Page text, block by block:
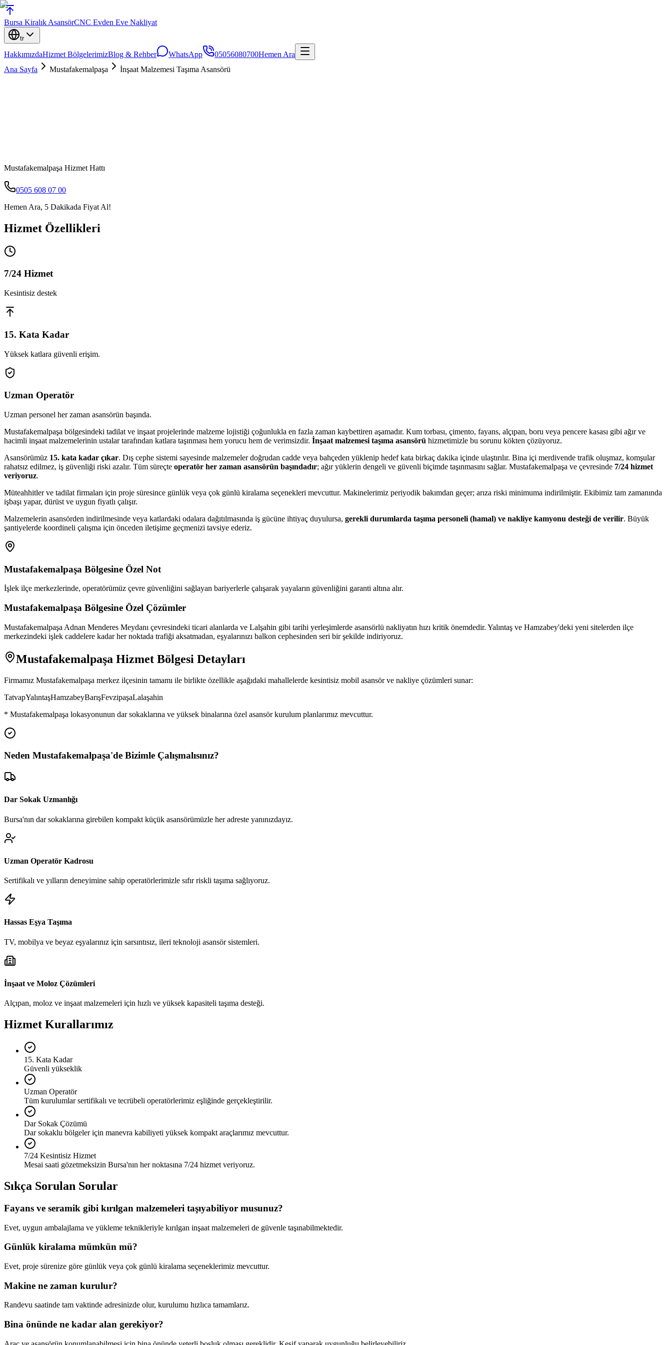
Bursa Kiralık AsansörCNC Evden Eve Nakliyat
tr
HakkımızdaHizmet BölgelerimizBlog & Rehber WhatsApp 05056080700Hemen Ara
Ana Sayfa
Mustafakemalpaşa İnşaat Malzemesi Taşıma Asansörü
Mustafakemalpaşa Hizmet Hattı
0505 608 07 00
Hemen Ara, 5 Dakikada Fiyat Al!
Hizmet Özellikleri
7/24 Hizmet
Kesintisiz destek
15. Kata Kadar
Yüksek katlara güvenli erişim.
Uzman Operatör
Uzman personel her zaman asansörün başında.
Mustafakemalpaşa bölgesindeki tadilat ve inşaat projelerinde malzeme lojistiği çoğunlukla en fazla zaman kaybettiren aşamadır. Kum torbası, çimento, fayans, alçıpan, boru veya pencere kasası gibi ağır ve
hacimli inşaat malzemelerinin ustalar tarafından katlara taşınması hem yorucu hem de verimsizdir. İnşaat malzemesi taşıma asansörü hizmetimizle bu sorunu kökten çözüyoruz.
Asansörümüz 15. kata kadar çıkar. Dış cephe sistemi sayesinde malzemeler doğrudan cadde veya bahçeden yüklenip hedef kata birkaç dakika içinde ulaştırılır. Bina içi merdivende trafik oluşmaz, komşular
rahatsız edilmez, iş güvenliği riski azalır. Tüm süreçte operatör her zaman asansörün başındadır; ağır yüklerin dengeli ve güvenli biçimde taşınmasını sağlar. Mustafakemalpaşa ve çevresinde 7/24 hizmet
veriyoruz.
Müteahhitler ve tadilat firmaları için proje süresince günlük veya çok günlü kiralama seçenekleri mevcuttur. Makinelerimiz periyodik bakımdan geçer; arıza riski minimuma indirilmiştir. Ekibimiz tam zamanında
işbaşı yapar, dürüst ve uygun fiyatlı çalışır.
Malzemelerin asansörden indirilmesinde veya katlardaki odalara dağıtılmasında iş gücüne ihtiyaç duyulursa, gerekli durumlarda taşıma personeli (hamal) ve nakliye kamyonu desteği de verilir. Büyük
şantiyelerde koordineli çalışma için önceden iletişime geçmenizi tavsiye ederiz.
Mustafakemalpaşa Bölgesine Özel Not
İşlek ilçe merkezlerinde, operatörümüz çevre güvenliğini sağlayan bariyerlerle çalışarak yayaların güvenliğini garanti altına alır.
Mustafakemalpaşa Bölgesine Özel Çözümler
Mustafakemalpaşa Adnan Menderes Meydanı çevresindeki ticari alanlarda ve Lalşahin gibi tarihi yerleşimlerde asansörlü nakliyatın hızı kritik önemdedir. Yalıntaş ve Hamzabey'deki yeni sitelerden ilçe
merkezindeki işlek caddelere kadar her noktada trafiği aksatmadan, eşyalarınızı balkon cephesinden seri bir şekilde indiriyoruz.
Mustafakemalpaşa Hizmet Bölgesi Detayları
Firmamız Mustafakemalpaşa merkez ilçesinin tamamı ile birlikte özellikle aşağıdaki mahallelerde kesintisiz mobil asansör ve nakliye çözümleri sunar:
TatvapYalıntaşHamzabeyBarışFevzipaşaLalaşahin
* Mustafakemalpaşa lokasyonunun dar sokaklarına ve yüksek binalarına özel asansör kurulum planlarımız mevcuttur.
Neden Mustafakemalpaşa'de Bizimle Çalışmalısınız?
Dar Sokak Uzmanlığı
Bursa'nın dar sokaklarına girebilen kompakt küçük asansörümüzle her adreste yanınızdayız.
Uzman Operatör Kadrosu
Sertifikalı ve yılların deneyimine sahip operatörlerimizle sıfır riskli taşıma sağlıyoruz.
Hassas Eşya Taşıma
TV, mobilya ve beyaz eşyalarınız için sarsıntısız, ileri teknoloji asansör sistemleri.
İnşaat ve Moloz Çözümleri
Alçıpan, moloz ve inşaat malzemeleri için hızlı ve yüksek kapasiteli taşıma desteği.
Hizmet Kurallarımız
15. Kata Kadar
Güvenli yükseklik
Uzman Operatör
Tüm kurulumlar sertifikalı ve tecrübeli operatörlerimiz eşliğinde gerçekleştirilir.
Dar Sokak Çözümü
Dar sokaklu bölgeler için manevra kabiliyeti yüksek kompakt araçlarımız mevcuttur.
7/24 Kesintisiz Hizmet
Mesai saati gözetmeksizin Bursa'nın her noktasına 7/24 hizmet veriyoruz.
Sıkça Sorulan Sorular
Fayans ve seramik gibi kırılgan malzemeleri taşıyabiliyor musunuz?
Evet, uygun ambalajlama ve yükleme teknikleriyle kırılgan inşaat malzemeleri de güvenle taşınabilmektedir.
Günlük kiralama mümkün mü?
Evet, proje sürenize göre günlük veya çok günlü kiralama seçeneklerimiz mevcuttur.
Makine ne zaman kurulur?
Randevu saatinde tam vaktinde adresinizde olur, kurulumu hızlıca tamamlarız.
Bina önünde ne kadar alan gerekiyor?